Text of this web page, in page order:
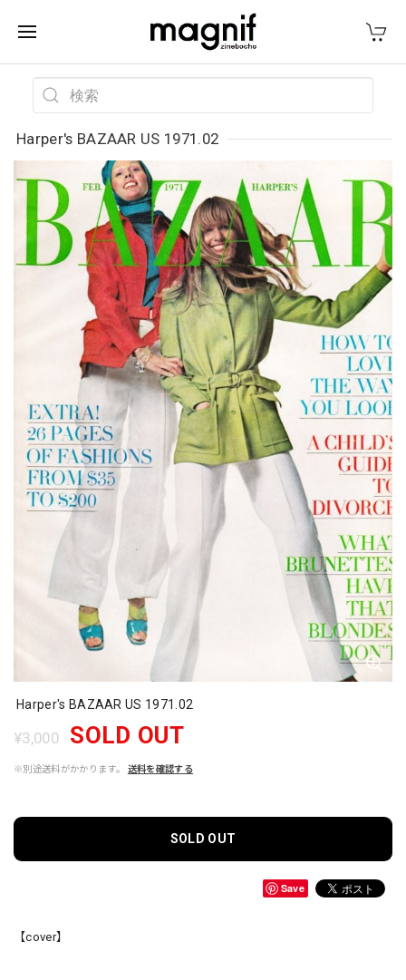
Harper's BAZAAR US 1971.02
Harper's BAZAAR US 1971.02
¥3,000 SOLD OUT
※別途送料がかかります。 送料を確認する
SOLD OUT
Save
【cover】